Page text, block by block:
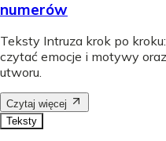
numerów
Teksty Intruza krok po
czytać emocje i motywy
utworu.
Czytaj więcej
Teksty